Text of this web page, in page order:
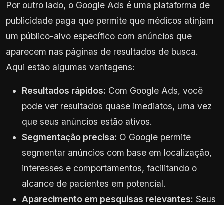
Por outro lado, o Google Ads é uma plataforma de
publicidade paga que permite que médicos atinjam
um público-alvo específico com anúncios que
aparecem nas páginas de resultados de busca.
Aqui estão algumas vantagens:
Resultados rápidos: Com Google Ads, você
pode ver resultados quase imediatos, uma vez
que seus anúncios estão ativos.
Segmentação precisa: O Google permite
segmentar anúncios com base em localização,
interesses e comportamentos, facilitando o
alcance de pacientes em potencial.
Aparecimento em pesquisas relevantes: Seus